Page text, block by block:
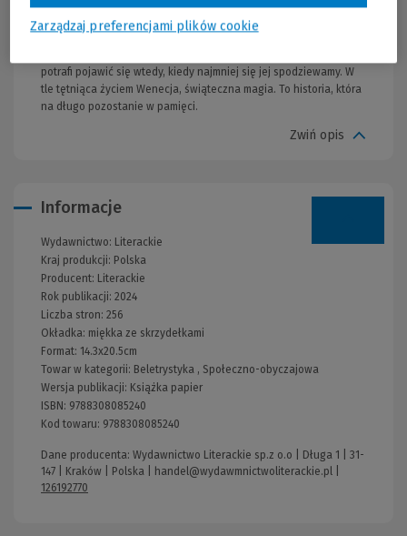
ponownie, a to, co zaczęło się od niechęci, przeradza się w coś
znacznie głębszego. Świąteczna mozaika to wzruszająca
potrafi pojawić się wtedy, kiedy najmniej się jej spodziewamy. W
tle tętniąca życiem Wenecja, świąteczna magia. To historia, która
na długo pozostanie w pamięci.
Zwiń opis
Informacje
Wydawnictwo: Literackie
Kraj produkcji: Polska
Producent: Literackie
Rok publikacji: 2024
Liczba stron: 256
Okładka: miękka ze skrzydełkami
Format: 14.3x20.5cm
Towar w kategorii: Beletrystyka , Społeczno-obyczajowa
Wersja publikacji: Książka papier
ISBN: 9788308085240
Kod towaru: 9788308085240
Dane producenta: Wydawnictwo Literackie sp.z o.o | Długa 1 | 31-
147 | Kraków | Polska | handel@wydawmnictwoliterackie.pl
126192770
Zarządzaj preferencjami plików cookie